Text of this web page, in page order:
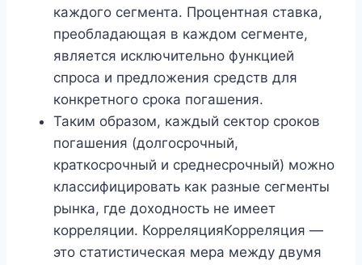
каждого сегмента. Процентная ставка,
преобладающая в каждом сегменте,
является исключительно функцией
спроса и предложения средств для
конкретного срока погашения.
Таким образом, каждый сектор сроков
погашения (долгосрочный,
краткосрочный и среднесрочный) можно
классифицировать как разные сегменты
рынка, где доходность не имеет
корреляции. КорреляцияКорреляция —
это статистическая мера между двумя